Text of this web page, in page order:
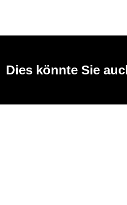
Dies könnte Sie